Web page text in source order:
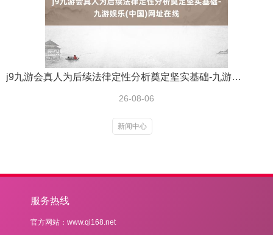
j9九游会真人为后续法律定性分析奠定坚实基础-九游娱乐(中国)网址在线
26-08-06
新闻中心
服务热线
官方网站：www.qi168.net